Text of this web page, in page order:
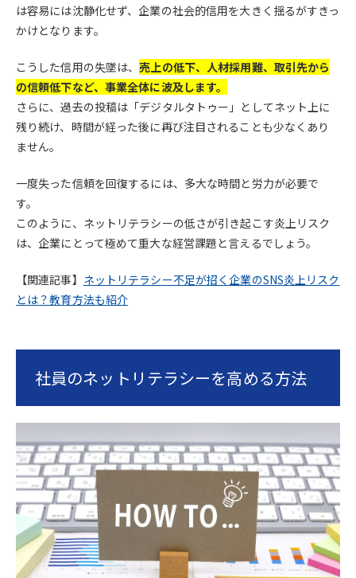
は容易には沈静化せず、企業の社会的信用を大きく揺るがすきっ
かけとなります。
こうした信用の失墜は、売上の低下、人材採用難、取引先から
の信頼低下など、事業全体に波及します。
さらに、過去の投稿は「デジタルタトゥー」としてネット上に
残り続け、時間が経った後に再び注目されることも少なくあり
ません。
一度失った信頼を回復するには、多大な時間と労力が必要で
す。
このように、ネットリテラシーの低さが引き起こす炎上リスク
は、企業にとって極めて重大な経営課題と言えるでしょう。
【関連記事】 ネットリテラシー不足が招く企業のSNS炎上リスク
とは？教育方法も紹介
社員のネットリテラシーを高める方法